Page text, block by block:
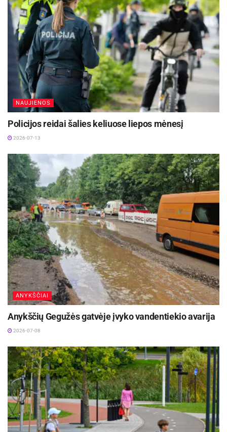
NAUJIENOS
Policijos reidai šalies keliuose liepos mėnesį
2026-07-13
ANYKŠČIAI
Anykščių Gegužės gatvėje įvyko vandentiekio avarija
2026-07-08